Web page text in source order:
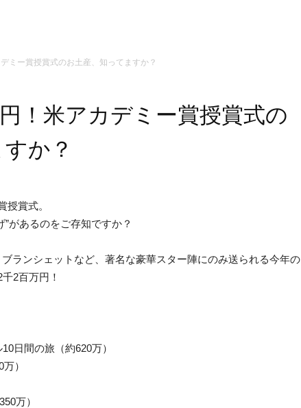
ミー賞授賞式のお土産、知ってますか？
！米アカデミー賞授賞式の
か？
授賞式。
があるのをご存知ですか？
ランシェットなど、著名な豪華スター陣にのみ送られる今年の
2百万円！
日間の旅（約620万）
）
万）